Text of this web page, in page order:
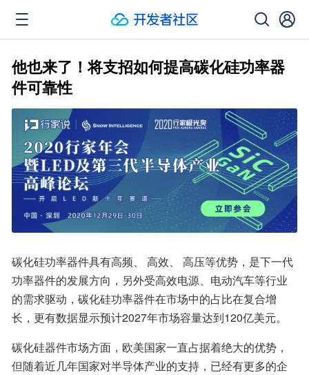
他也来了！将支招如何提高碳化硅功率器
件可靠性
碳化硅功率器件具有高频、 高效、 高压等优势，是下一代
功率器件的发展方向，另外受高效电源、电动汽车等行业
的需求驱动，碳化硅功率器件在市场中的占比在复合增
长，更有数据显示预计2027年市场容量达到120亿美元。
碳化硅器件市场方面，欧美国家一直占据着绝大的优势，
但随着近几年国家对半导体产业的支持，已经有更多的企